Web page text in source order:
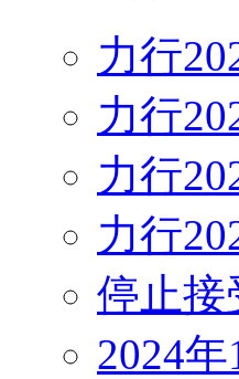
力行
力行
力行
力行
停止接
2024